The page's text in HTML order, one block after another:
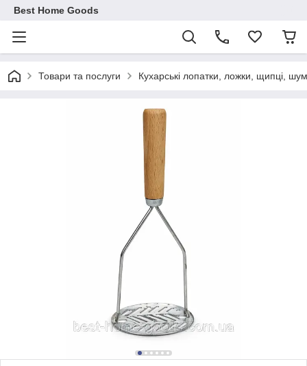
Best Home Goods
Товари та послуги Кухарські лопатки, ложки, щипці,